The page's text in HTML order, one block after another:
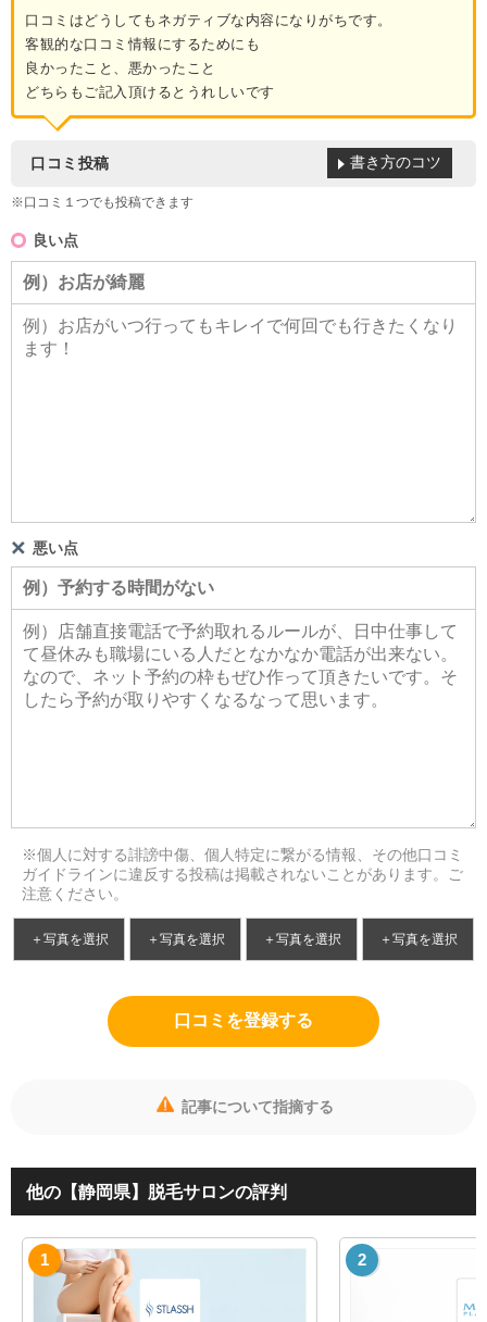
口コミはどうしてもネガティブな内容になりがちです。
客観的な口コミ情報にするためにも
良かったこと、悪かったこと
どちらもご記入頂けるとうれしいです
口コミ投稿
※口コミ１つでも投稿できます
書き方のコツ
良い点
悪い点
※個人に対する誹謗中傷、個人特定に繋がる情報、その他口コミ
ガイドラインに違反する投稿は掲載されないことがあります。ご
注意ください。
＋写真を選択 ＋写真を選択 ＋写真を選択 ＋写真を選択
口コミを登録する
記事について指摘する
他の【静岡県】脱毛サロンの評判